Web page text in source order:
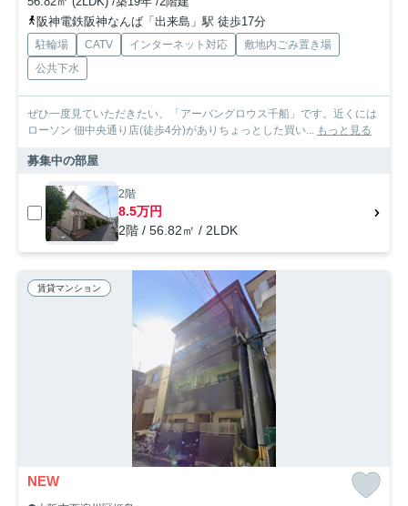
阪神電鉄阪神なんば「出来島」駅 徒歩17分
駐輪場 CATV インターネット対応
敷地内ごみ置き場
公共下水
ぜひ一度見ていただきたい、「アーバングロウス千船」です。近くには
ローソン 佃中央通り店(徒歩4分)がありちょっとした買い... もっと見る
募集中の部屋
2階
8.5万円
2階 / 56.82㎡ / 2LDK
賃貸マンション
NEW